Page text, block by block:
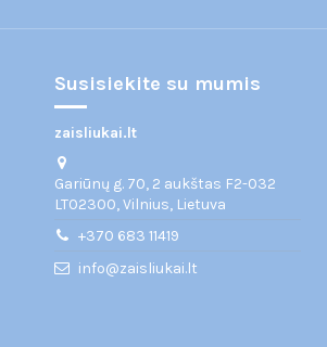
Susisiekite su mumis
zaisliukai.lt
Gariūnų g. 70, 2 aukštas F2-032
LT02300, Vilnius, Lietuva
+370 683 11419
info@zaisliukai.lt